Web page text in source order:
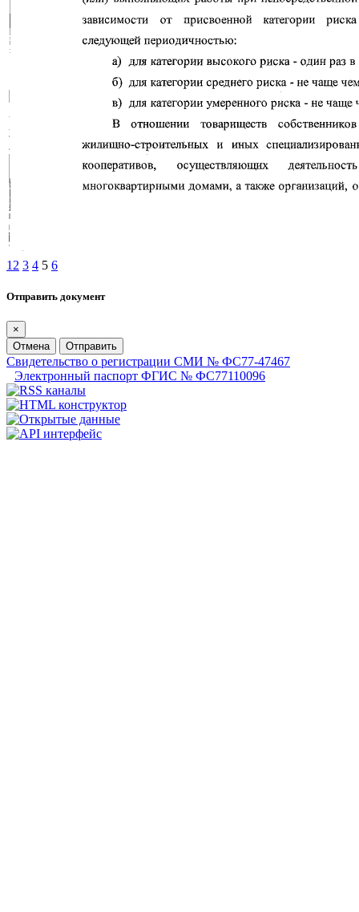
1 2 3 4 5 6
Отправить документ
×
Отмена
Отправить
Свидетельство о регистрации СМИ № ФС77-47467
Электронный паспорт ФГИС № ФС77110096